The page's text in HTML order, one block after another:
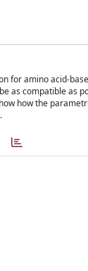
for amino acid-
as compatible as
how the